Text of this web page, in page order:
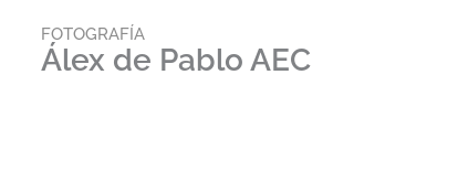
FOTOGRAFÍA
Álex de Pablo AEC